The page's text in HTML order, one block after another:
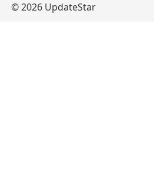
© 2026 UpdateStar